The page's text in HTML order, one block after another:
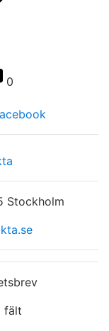
0
Stockholm
fält